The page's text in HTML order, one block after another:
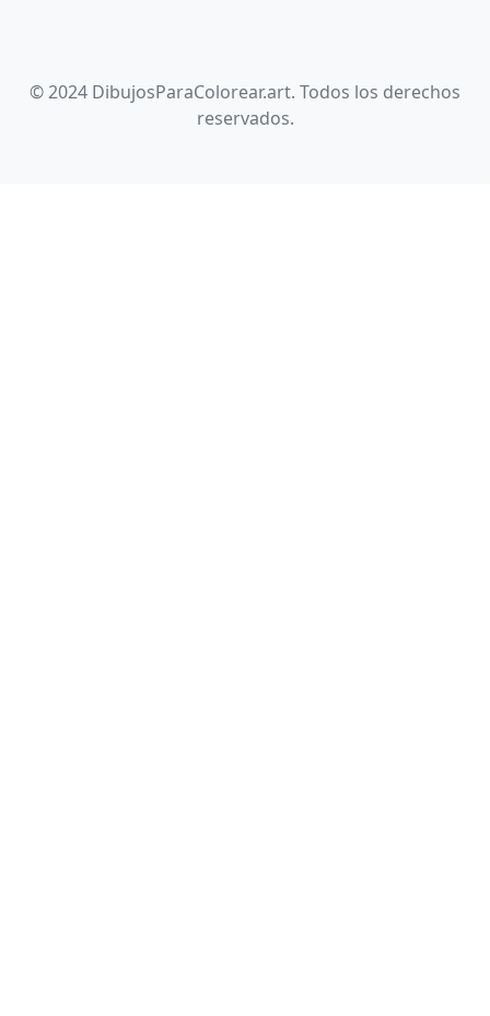
© 2024 DibujosParaColorear.art. Todos los derechos
reservados.